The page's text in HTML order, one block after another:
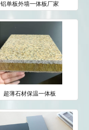
铝单板外墙一体板厂家
超薄石材保温一体板